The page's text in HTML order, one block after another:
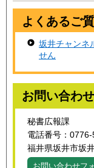
よくあるご
坂井チャンネ
せん
お問い合わせ
秘書広報課
電話番号：
福井県坂井市坂
お問い合わせフ